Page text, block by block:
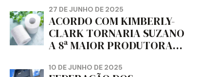
da dignidade sindical.
27 DE JUNHO DE 2025
ACORDO COM KIMBERLY-
CLARK TORNARIA SUZANO
A 8ª MAIOR PRODUTORA
MUNDO, DIZ FITCH
10 DE JUNHO DE 2025